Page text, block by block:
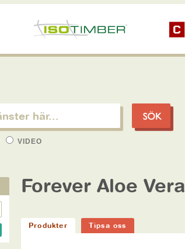
VIDEO
Forever Aloe Vera
Produkter Tipsa oss